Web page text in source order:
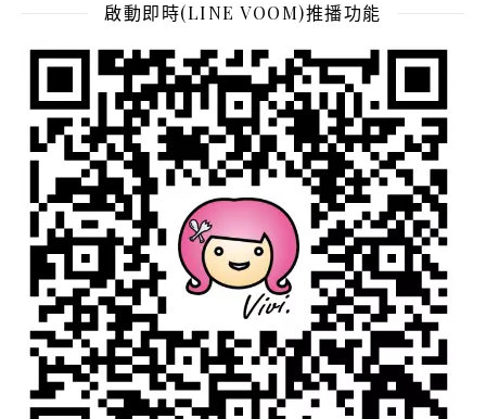
啟動即時(LINE VOOM)推播功能